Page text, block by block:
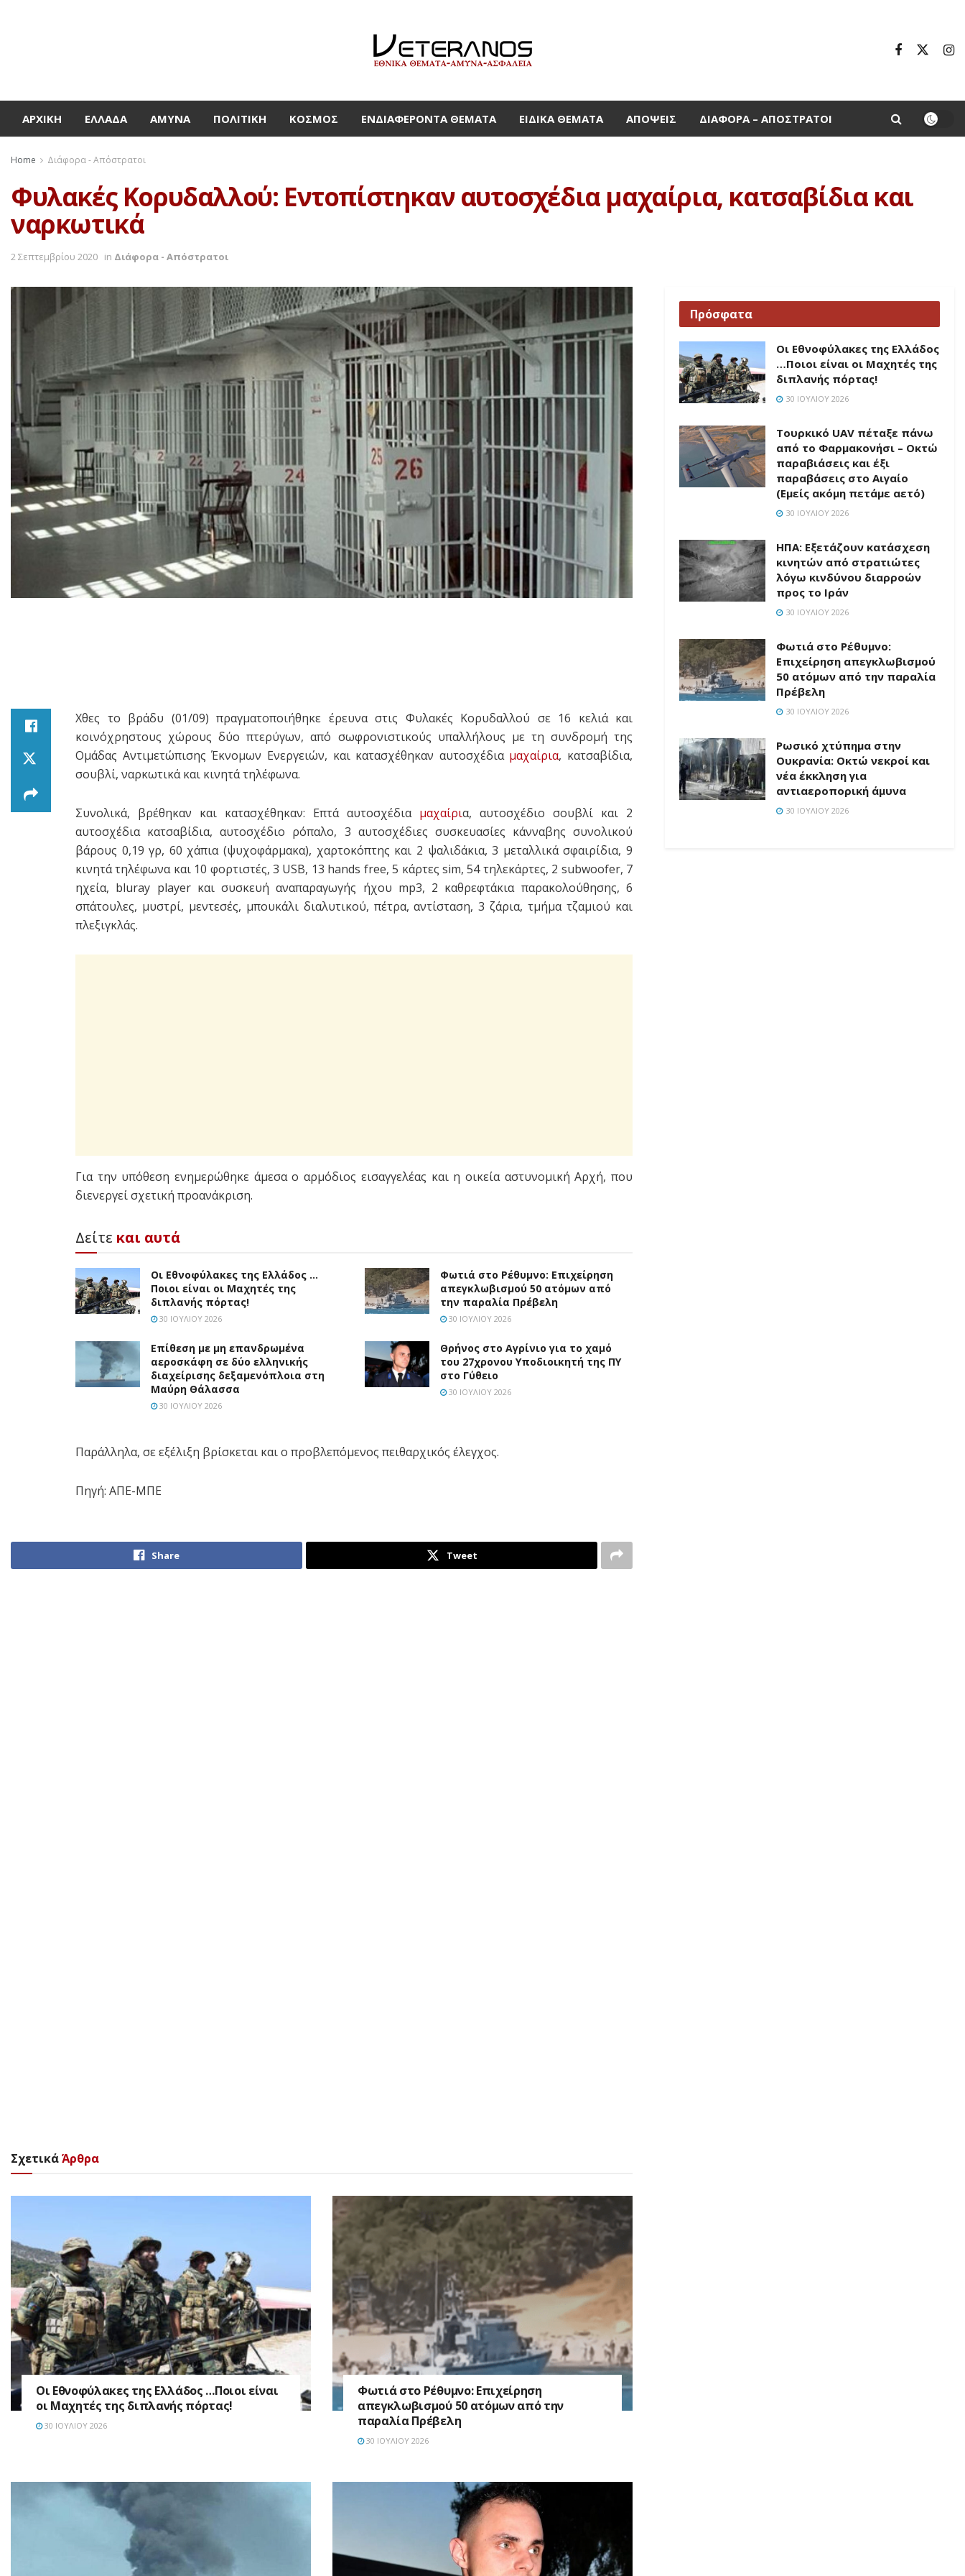
ΑΡΧΙΚΉ ΕΛΛΆΔΑ ΆΜΥΝΑ ΠΟΛΙΤΙΚΉ ΚΌΣΜΟΣ ΕΝΔΙΑΦΈΡΟΝΤΑ ΘΈΜΑΤΑ ΕΙΔΙΚΆ ΘΈΜΑΤΑ ΑΠΌΨΕΙΣ ΔΙΆΦΟΡΑ – ΑΠΌΣΤΡΑΤΟΙ
Home Διάφορα - Απόστρατοι
Φυλακές Κορυδαλλού: Εντοπίστηκαν αυτοσχέδια μαχαίρια, κατσαβίδια και
ναρκωτικά
2 Σεπτεμβρίου 2020 in Διάφορα - Απόστρατοι
Χθες το βράδυ (01/09) πραγματοποιήθηκε έρευνα στις Φυλακές Κορυδαλλού σε 16 κελιά και
κοινόχρηστους χώρους δύο πτερύγων, από σωφρονιστικούς υπαλλήλους με τη συνδρομή της
Ομάδας Αντιμετώπισης Έκνομων Ενεργειών, και κατασχέθηκαν αυτοσχέδια μαχαίρια, κατσαβίδια,
σουβλί, ναρκωτικά και κινητά τηλέφωνα.
Συνολικά, βρέθηκαν και κατασχέθηκαν: Επτά αυτοσχέδια μαχαίρια, αυτοσχέδιο σουβλί και 2
αυτοσχέδια κατσαβίδια, αυτοσχέδιο ρόπαλο, 3 αυτοσχέδιες συσκευασίες κάνναβης συνολικού
βάρους 0,19 γρ, 60 χάπια (ψυχοφάρμακα), χαρτοκόπτης και 2 ψαλιδάκια, 3 μεταλλικά σφαιρίδια, 9
κινητά τηλέφωνα και 10 φορτιστές, 3 USB, 13 hands free, 5 κάρτες sim, 54 τηλεκάρτες, 2 subwoofer, 7
ηχεία, bluray player και συσκευή αναπαραγωγής ήχου mp3, 2 καθρεφτάκια παρακολούθησης, 6
σπάτουλες, μυστρί, μεντεσές, μπουκάλι διαλυτικού, πέτρα, αντίσταση, 3 ζάρια, τμήμα τζαμιού και
πλεξιγκλάς.
Για την υπόθεση ενημερώθηκε άμεσα ο αρμόδιος εισαγγελέας και η οικεία αστυνομική Αρχή, που
διενεργεί σχετική προανάκριση.
Δείτε και αυτά
Οι Εθνοφύλακες της Ελλάδος …
Ποιοι είναι οι Μαχητές της
διπλανής πόρτας!
30 ΙΟΥΛΊΟΥ 2026
Φωτιά στο Ρέθυμνο: Επιχείρηση
απεγκλωβισμού 50 ατόμων από
την παραλία Πρέβελη
30 ΙΟΥΛΊΟΥ 2026
Επίθεση με μη επανδρωμένα
αεροσκάφη σε δύο ελληνικής
διαχείρισης δεξαμενόπλοια στη
Μαύρη Θάλασσα
30 ΙΟΥΛΊΟΥ 2026
Θρήνος στο Αγρίνιο για το χαμό
του 27χρονου Υποδιοικητή της ΠΥ
στο Γύθειο
30 ΙΟΥΛΊΟΥ 2026
Παράλληλα, σε εξέλιξη βρίσκεται και ο προβλεπόμενος πειθαρχικός έλεγχος.
Πηγή: ΑΠΕ-ΜΠΕ
Share Tweet
ΣχετικάΆρθρα
Οι Εθνοφύλακες της Ελλάδος …Ποιοι είναι
οι Μαχητές της διπλανής πόρτας!
30 ΙΟΥΛΊΟΥ 2026
Φωτιά στο Ρέθυμνο: Επιχείρηση
απεγκλωβισμού 50 ατόμων από την
παραλία Πρέβελη
30 ΙΟΥΛΊΟΥ 2026
Πρόσφατα
Οι Εθνοφύλακες της Ελλάδος
…Ποιοι είναι οι Μαχητές της
διπλανής πόρτας!
30 ΙΟΥΛΊΟΥ 2026
Τουρκικό UAV πέταξε πάνω
από το Φαρμακονήσι – Οκτώ
παραβιάσεις και έξι
παραβάσεις στο Αιγαίο
(Εμείς ακόμη πετάμε αετό)
30 ΙΟΥΛΊΟΥ 2026
ΗΠΑ: Εξετάζουν κατάσχεση
κινητών από στρατιώτες
λόγω κινδύνου διαρροών
προς το Ιράν
30 ΙΟΥΛΊΟΥ 2026
Φωτιά στο Ρέθυμνο:
Επιχείρηση απεγκλωβισμού
50 ατόμων από την παραλία
Πρέβελη
30 ΙΟΥΛΊΟΥ 2026
Ρωσικό χτύπημα στην
Ουκρανία: Οκτώ νεκροί και
νέα έκκληση για
αντιαεροπορική άμυνα
30 ΙΟΥΛΊΟΥ 2026